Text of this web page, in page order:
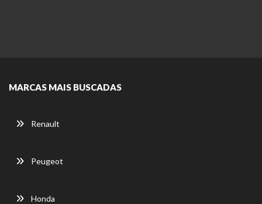
MARCAS MAIS BUSCADAS
Renault
Peugeot
Honda